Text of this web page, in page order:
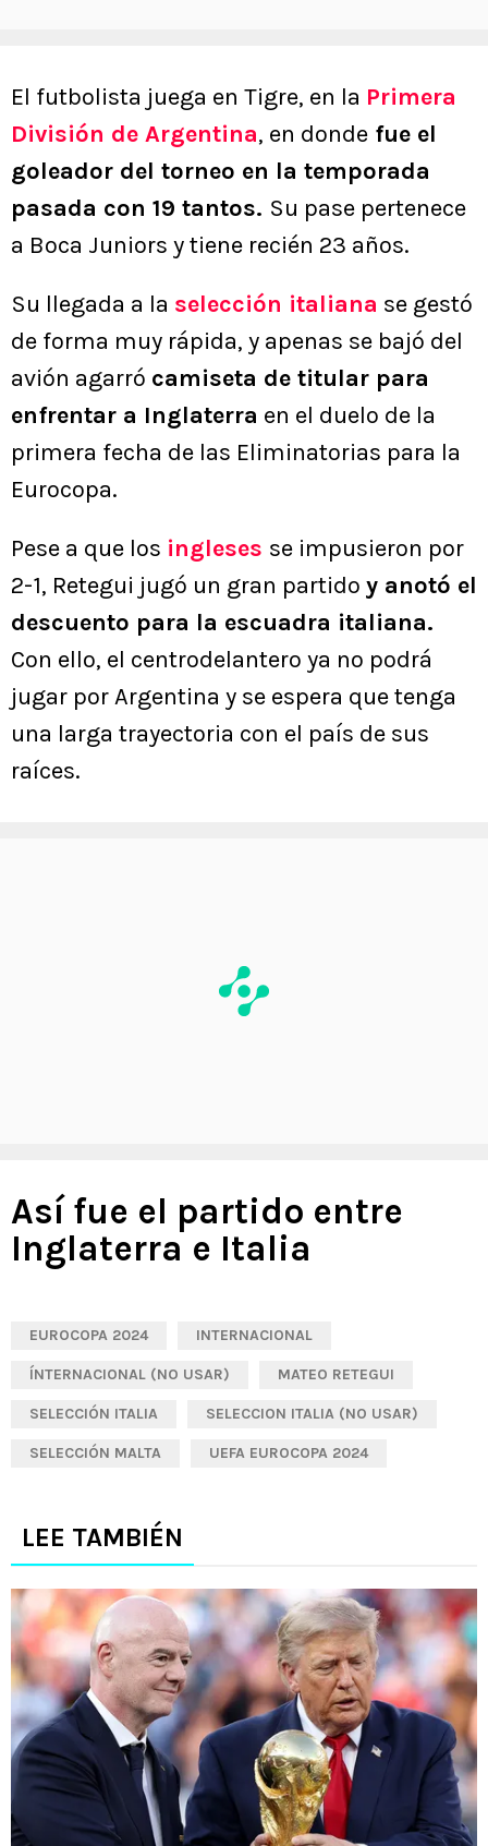
El futbolista juega en Tigre, en la Primera
División de Argentina, en donde fue el
goleador del torneo en la temporada
pasada con 19 tantos. Su pase pertenece
a Boca Juniors y tiene recién 23 años.
Su llegada a la selección italiana se gestó
de forma muy rápida, y apenas se bajó del
avión agarró camiseta de titular para
enfrentar a Inglaterra en el duelo de la
primera fecha de las Eliminatorias para la
Eurocopa.
Pese a que los ingleses se impusieron por
2-1, Retegui jugó un gran partido y anotó el
descuento para la escuadra italiana.
Con ello, el centrodelantero ya no podrá
jugar por Argentina y se espera que tenga
una larga trayectoria con el país de sus
raíces.
Así fue el partido entre
Inglaterra e Italia
EUROCOPA 2024 INTERNACIONAL
ÍNTERNACIONAL (NO USAR) MATEO RETEGUI
SELECCIÓN ITALIA SELECCION ITALIA (NO USAR)
SELECCIÓN MALTA UEFA EUROCOPA 2024
LEE TAMBIÉN